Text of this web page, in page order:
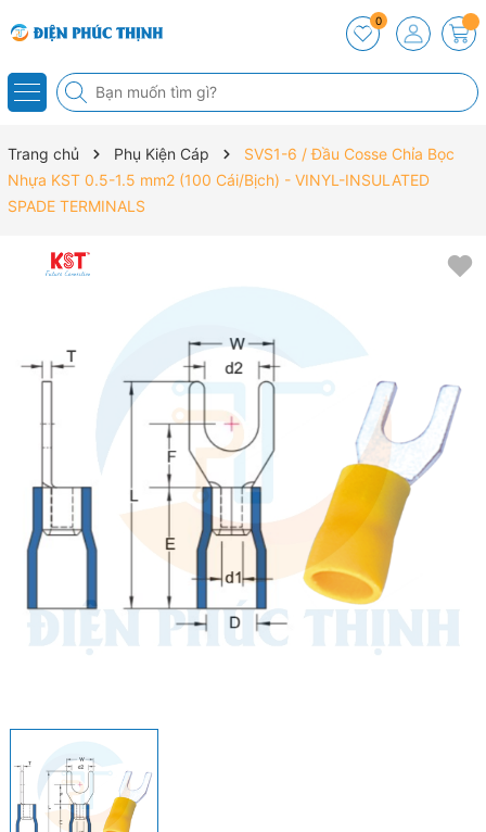
0
Trang chủ Phụ Kiện Cáp
SVS1-6 / Đầu Cosse Chỉa Bọc
Nhựa KST 0.5-1.5 mm2 (100 Cái/Bịch) - VINYL-INSULATED
SPADE TERMINALS